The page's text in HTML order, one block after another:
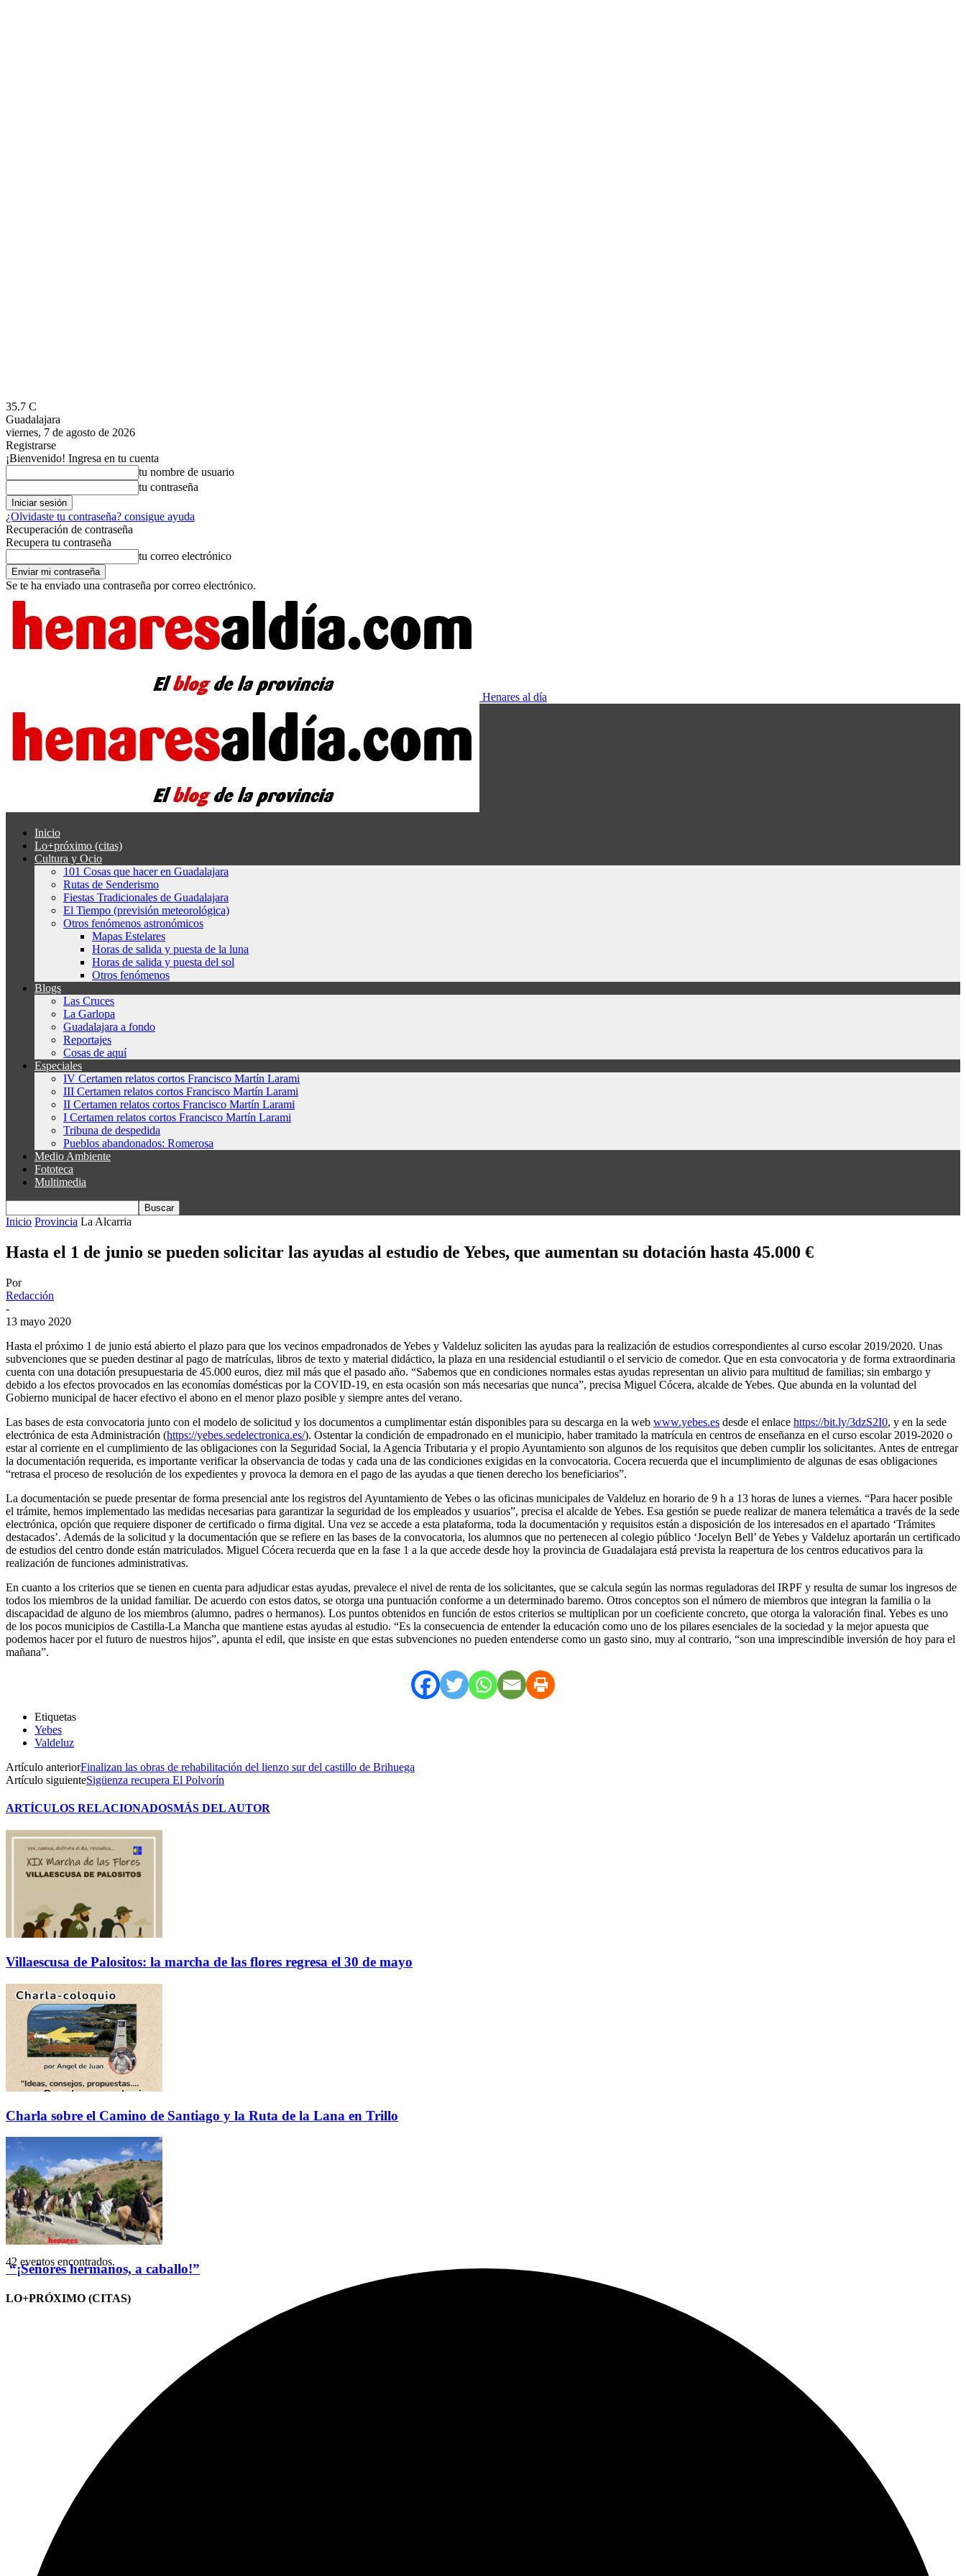
35.7 C
Guadalajara
viernes, 7 de agosto de 2026
Registrarse
¡Bienvenido! Ingresa en tu cuenta
tu nombre de usuario
tu contraseña
¿Olvidaste tu contraseña? consigue ayuda
Recuperación de contraseña
Recupera tu contraseña
tu correo electrónico
Se te ha enviado una contraseña por correo electrónico.
Henares al día
Inicio
Lo+próximo (citas)
Cultura y Ocio
101 Cosas que hacer en Guadalajara
Rutas de Senderismo
Fiestas Tradicionales de Guadalajara
El Tiempo (previsión meteorológica)
Otros fenómenos astronómicos
Mapas Estelares
Horas de salida y puesta de la luna
Horas de salida y puesta del sol
Otros fenómenos
Blogs
Las Cruces
La Garlopa
Guadalajara a fondo
Reportajes
Cosas de aquí
Especiales
IV Certamen relatos cortos Francisco Martín Larami
III Certamen relatos cortos Francisco Martín Larami
II Certamen relatos cortos Francisco Martín Larami
I Certamen relatos cortos Francisco Martín Larami
Tribuna de despedida
Pueblos abandonados: Romerosa
Medio Ambiente
Fototeca
Multimedia
Inicio Provincia La Alcarria
Hasta el 1 de junio se pueden solicitar las ayudas al estudio de Yebes, que aumentan su dotación hasta 45.000 €
Por
Redacción
-
13 mayo 2020
Hasta el próximo 1 de junio está abierto el plazo para que los vecinos empadronados de Yebes y Valdeluz soliciten las ayudas para la realización de estudios correspondientes al curso escolar 2019/2020. Unas
subvenciones que se pueden destinar al pago de matrículas, libros de texto y material didáctico, la plaza en una residencial estudiantil o el servicio de comedor. Que en esta convocatoria y de forma extraordinaria
cuenta con una dotación presupuestaria de 45.000 euros, diez mil más que el pasado año. “Sabemos que en condiciones normales estas ayudas representan un alivio para multitud de familias; sin embargo y
debido a los efectos provocados en las economías domésticas por la COVID-19, en esta ocasión son más necesarias que nunca”, precisa Miguel Cócera, alcalde de Yebes. Que abunda en la voluntad del
Gobierno municipal de hacer efectivo el abono en el menor plazo posible y siempre antes del verano.
Las bases de esta convocatoria junto con el modelo de solicitud y los documentos a cumplimentar están disponibles para su descarga en la web www.yebes.es desde el enlace https://bit.ly/3dzS2I0, y en la sede
electrónica de esta Administración (https://yebes.sedelectronica.es/). Ostentar la condición de empadronado en el municipio, haber tramitado la matrícula en centros de enseñanza en el curso escolar 2019-2020 o
estar al corriente en el cumplimiento de las obligaciones con la Seguridad Social, la Agencia Tributaria y el propio Ayuntamiento son algunos de los requisitos que deben cumplir los solicitantes. Antes de entregar
la documentación requerida, es importante verificar la observancia de todas y cada una de las condiciones exigidas en la convocatoria. Cocera recuerda que el incumplimiento de algunas de esas obligaciones
“retrasa el proceso de resolución de los expedientes y provoca la demora en el pago de las ayudas a que tienen derecho los beneficiarios”.
La documentación se puede presentar de forma presencial ante los registros del Ayuntamiento de Yebes o las oficinas municipales de Valdeluz en horario de 9 h a 13 horas de lunes a viernes. “Para hacer posible
el trámite, hemos implementado las medidas necesarias para garantizar la seguridad de los empleados y usuarios”, precisa el alcalde de Yebes. Esa gestión se puede realizar de manera telemática a través de la sede
electrónica, opción que requiere disponer de certificado o firma digital. Una vez se accede a esta plataforma, toda la documentación y requisitos están a disposición de los interesados en el apartado ‘Trámites
destacados’. Además de la solicitud y la documentación que se refiere en las bases de la convocatoria, los alumnos que no pertenecen al colegio público ‘Jocelyn Bell’ de Yebes y Valdeluz aportarán un certificado
de estudios del centro donde están matriculados. Miguel Cócera recuerda que en la fase 1 a la que accede desde hoy la provincia de Guadalajara está prevista la reapertura de los centros educativos para la
realización de funciones administrativas.
En cuanto a los criterios que se tienen en cuenta para adjudicar estas ayudas, prevalece el nivel de renta de los solicitantes, que se calcula según las normas reguladoras del IRPF y resulta de sumar los ingresos de
todos los miembros de la unidad familiar. De acuerdo con estos datos, se otorga una puntuación conforme a un determinado baremo. Otros conceptos son el número de miembros que integran la familia o la
discapacidad de alguno de los miembros (alumno, padres o hermanos). Los puntos obtenidos en función de estos criterios se multiplican por un coeficiente concreto, que otorga la valoración final. Yebes es uno
de los pocos municipios de Castilla-La Mancha que mantiene estas ayudas al estudio. “Es la consecuencia de entender la educación como uno de los pilares esenciales de la sociedad y la mejor apuesta que
podemos hacer por el futuro de nuestros hijos”, apunta el edil, que insiste en que estas subvenciones no pueden entenderse como un gasto sino, muy al contrario, “son una imprescindible inversión de hoy para el
mañana”.
Etiquetas
Yebes
Valdeluz
Artículo anteriorFinalizan las obras de rehabilitación del lienzo sur del castillo de Brihuega
Artículo siguienteSigüenza recupera El Polvorín
ARTÍCULOS RELACIONADOSMÁS DEL AUTOR
Villaescusa de Palositos: la marcha de las flores regresa el 30 de mayo
Charla sobre el Camino de Santiago y la Ruta de la Lana en Trillo
“¡Señores hermanos, a caballo!”
LO+PRÓXIMO (CITAS)
42 eventos encontrados.